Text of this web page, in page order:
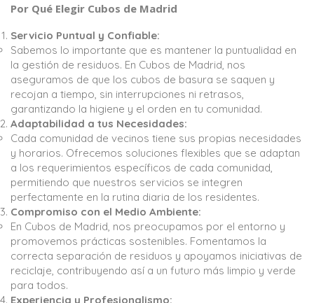
Por Qué Elegir Cubos de Madrid
Servicio Puntual y Confiable:
Sabemos lo importante que es mantener la puntualidad en
la gestión de residuos. En Cubos de Madrid, nos
aseguramos de que los cubos de basura se saquen y
recojan a tiempo, sin interrupciones ni retrasos,
garantizando la higiene y el orden en tu comunidad.
Adaptabilidad a tus Necesidades:
Cada comunidad de vecinos tiene sus propias necesidades
y horarios. Ofrecemos soluciones flexibles que se adaptan
a los requerimientos específicos de cada comunidad,
permitiendo que nuestros servicios se integren
perfectamente en la rutina diaria de los residentes.
Compromiso con el Medio Ambiente:
En Cubos de Madrid, nos preocupamos por el entorno y
promovemos prácticas sostenibles. Fomentamos la
correcta separación de residuos y apoyamos iniciativas de
reciclaje, contribuyendo así a un futuro más limpio y verde
para todos.
Experiencia y Profesionalismo: